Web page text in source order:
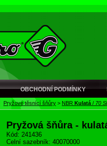
OBCHODNÍ PODMÍNKY
Pryžové těsnící šňůry > NBR Kulatá / 70
Pryžová šňůra -
Kód: 241436
Celní sazebník: 40070000